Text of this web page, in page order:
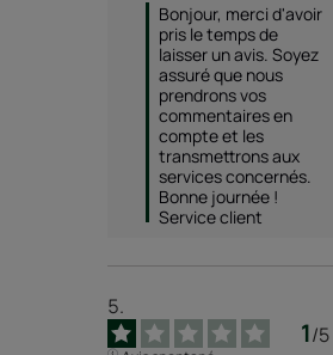
Bonjour, merci d'avoir
pris le temps de
laisser un avis. Soyez
assuré que nous
prendrons vos
commentaires en
compte et les
transmettrons aux
services concernés.
Bonne journée !
Service client
1/5